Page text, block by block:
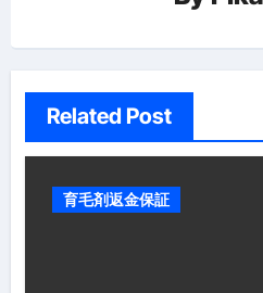
ン
Related Post
育毛剤返金保証